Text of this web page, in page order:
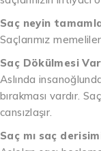
Saç neyin
Saçlarımız
Saç Dökülmesi Var
Aslında
bırakması vardır.
cansızlaşır.
Saç mı saç